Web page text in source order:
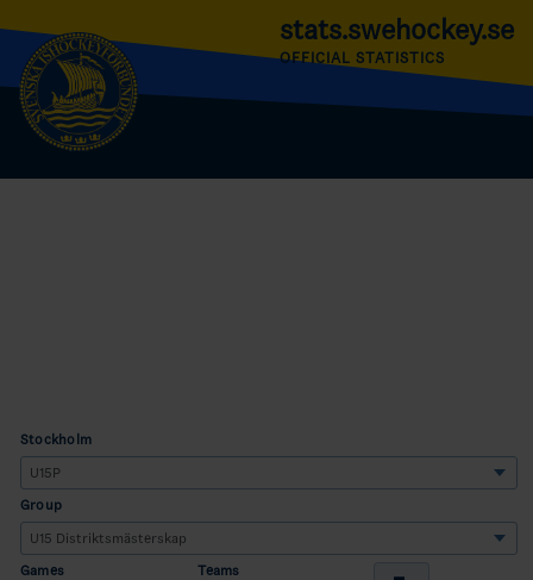
stats.swehockey.se
OFFICIAL STATISTICS
Stockholm
Group
Games Teams